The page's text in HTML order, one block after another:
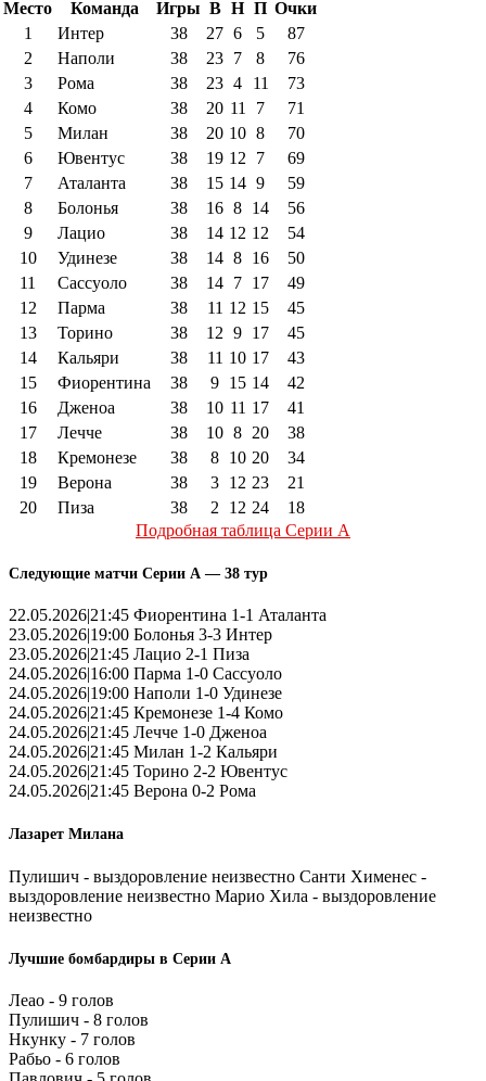
Место Команда Игры В Н П Очки
1
Интер 38 27 6 5
87
2
Наполи 38 23 7 8
76
3
Рома 38 23 4 11
73
4
Комо 38 20 11 7
71
5
Милан 38 20 10 8
70
6
Ювентус 38 19 12 7
69
7
Аталанта 38 15 14 9
59
8
Болонья 38 16 8 14
56
9
Лацио 38 14 12 12
54
10
Удинезе 38 14 8 16
50
11
Сассуоло 38 14 7 17
49
12
Парма 38 11 12 15
45
13
Торино 38 12 9 17
45
14
Кальяри 38 11 10 17
43
15
Фиорентина 38 9 15 14
42
16
Дженоа 38 10 11 17
41
17
Лечче 38 10 8 20
38
18
Кремонезе 38 8 10 20
34
19
Верона 38 3 12 23
21
20
Пиза 38 2 12 24
18
Подробная таблица Серии А
Следующие матчи Серии А — 38 тур
22.05.2026|21:45 Фиорентина 1-1 Аталанта
23.05.2026|19:00 Болонья 3-3 Интер
23.05.2026|21:45 Лацио 2-1 Пиза
24.05.2026|16:00 Парма 1-0 Сассуоло
24.05.2026|19:00 Наполи 1-0 Удинезе
24.05.2026|21:45 Кремонезе 1-4 Комо
24.05.2026|21:45 Лечче 1-0 Дженоа
24.05.2026|21:45 Милан 1-2 Кальяри
24.05.2026|21:45 Торино 2-2 Ювентус
24.05.2026|21:45 Верона 0-2 Рома
Лазарет Милана
Пулишич - выздоровление неизвестно Санти Хименес -
выздоровление неизвестно Марио Хила - выздоровление
неизвестно
Лучшие бомбардиры в Серии А
Леао - 9 голов
Пулишич - 8 голов
Нкунку - 7 голов
Рабьо - 6 голов